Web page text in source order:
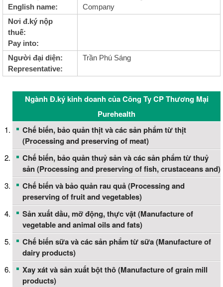
English name:
Company
Nơi đ.ký nộp
thuế:
Pay into:
Người đại diện:
Representative:
Trần Phú Sáng
Ngành Đ.ký kinh doanh của Công Ty CP Thương Mại
Purehealth
Chế biến, bảo quản thịt và các sản phẩm từ thịt
(Processing and preserving of meat)
Chế biến, bảo quản thuỷ sản và các sản phẩm từ thuỷ
sản (Processing and preserving of fish, crustaceans and)
Chế biến và bảo quản rau quả (Processing and
preserving of fruit and vegetables)
Sản xuất dầu, mỡ động, thực vật (Manufacture of
vegetable and animal oils and fats)
Chế biến sữa và các sản phẩm từ sữa (Manufacture of
dairy products)
Xay xát và sản xuất bột thô (Manufacture of grain mill
products)